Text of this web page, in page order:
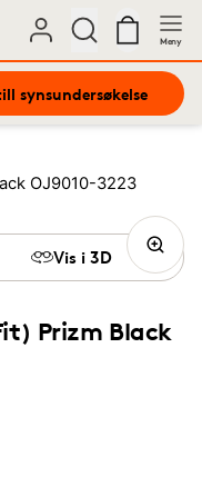
Meny
synsundersøkelse
OJ9010-3223
Prizm Black
Vis i 3D